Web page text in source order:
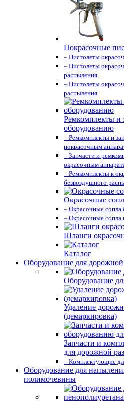
Покрасочные
– Пистолеты
– Пистолеты
распыления
– Пистолеты
распыления
Ремкомплекты и
оборудованию
– Ремкомплекты и
покрасочным
– Запчасти и
окрасочным
– Ремкомплекты к
безвоздушного
Окрасочные
– Окрасочные сопла
– Окрасочные сопла
Шланги
Каталог
Оборудование для дорожной
Оборудование
Удаление
(демаркировка)
Запчасти и
для дорожной
– Комплектующие
Оборудование для
полимочевины